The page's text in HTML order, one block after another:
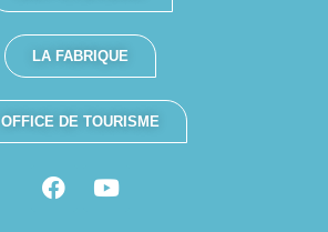
LA FABRIQUE
OFFICE DE TOURISME